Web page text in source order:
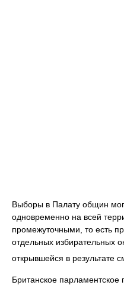
Выборы в Палату общин
одновременно на всей
промежуточными, то есть
отдельных избирательных
открывшейся в результате
Британское парламентское